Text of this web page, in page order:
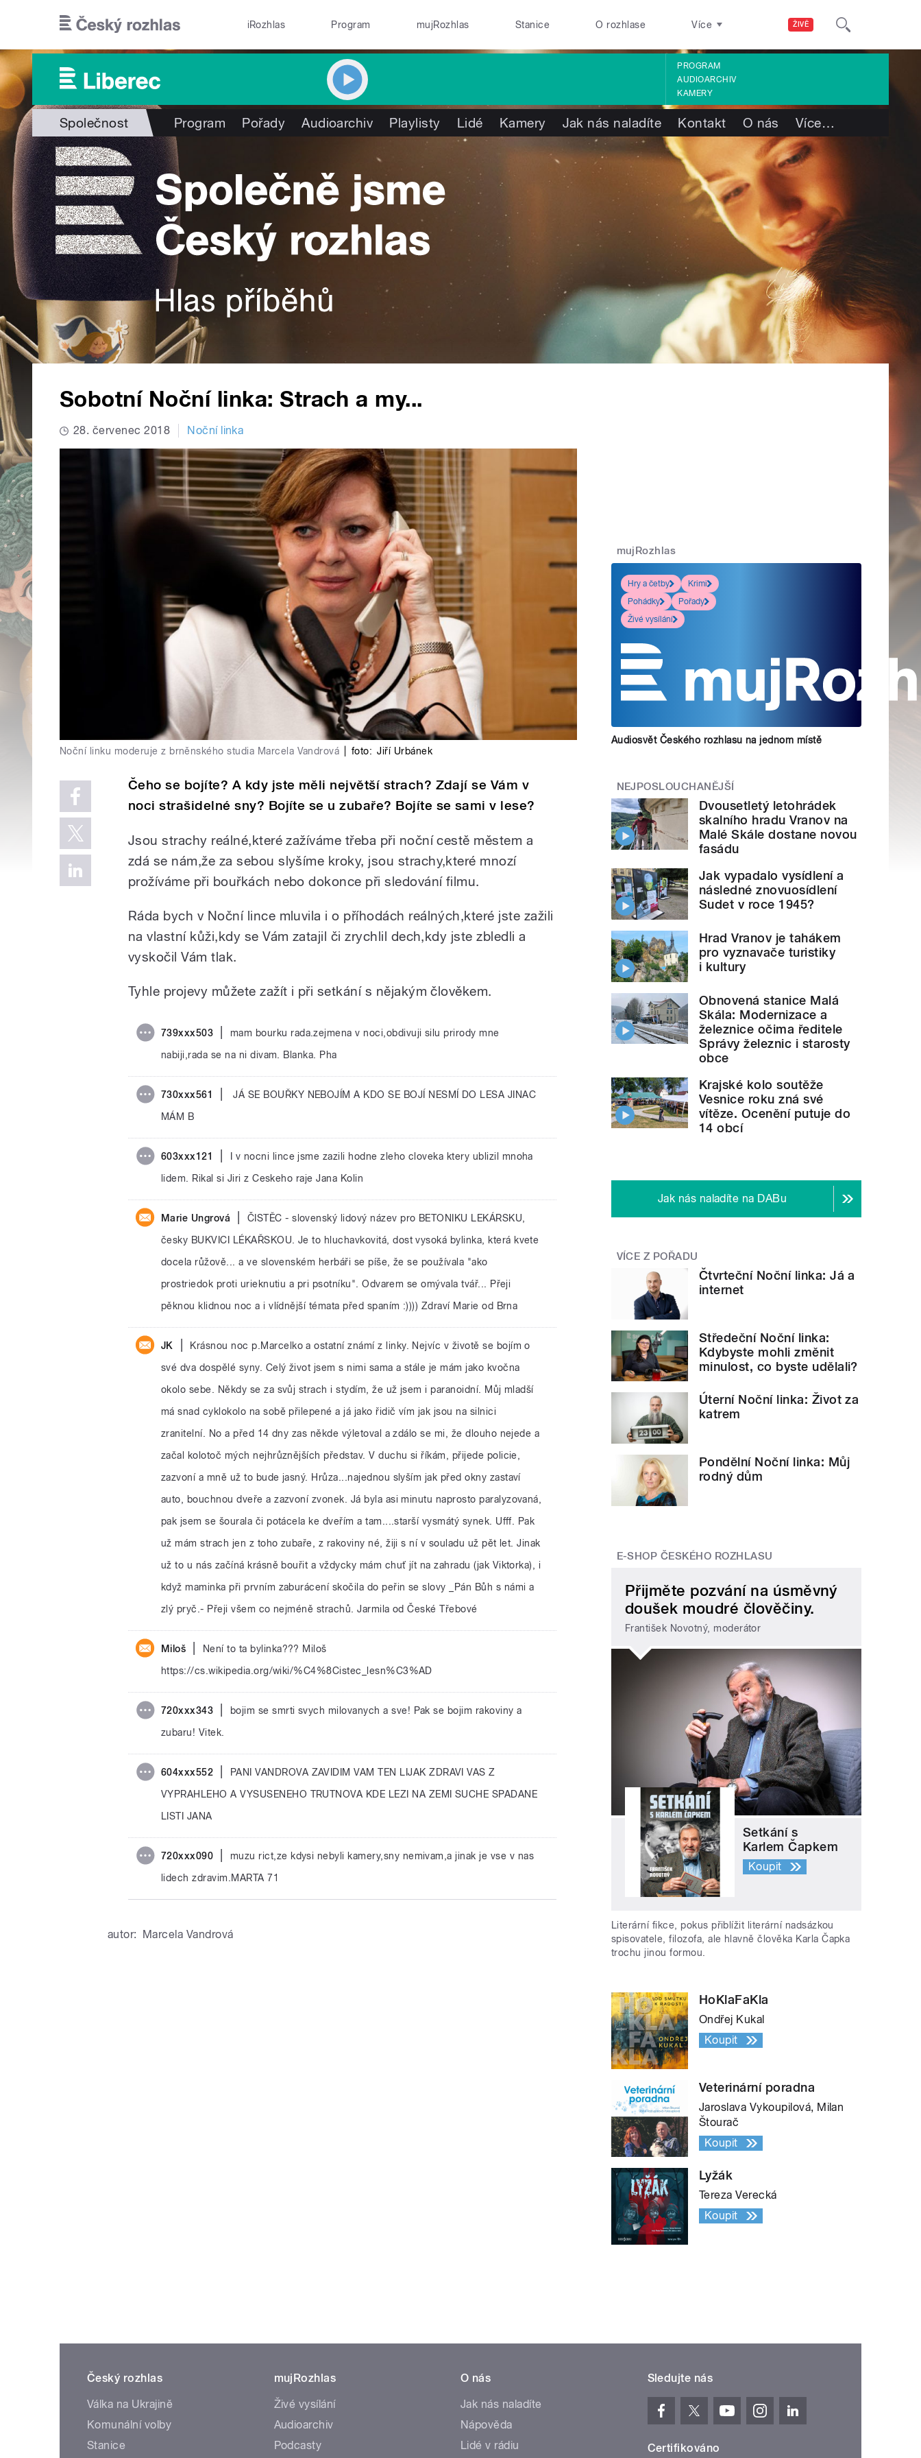
ŽIVĚ
iRozhlas Program mujRozhlas Stanice O rozhlase Více
PROGRAM
AUDIOARCHIV
KAMERY
Společnost Program Pořady Audioarchiv Playlisty Lidé Kamery Jak nás naladíte Kontakt O nás Více…
Sobotní Noční linka: Strach a my...
28. červenec 2018 Noční linka
Noční linku moderuje z brněnského studia Marcela Vandrová foto: Jiří Urbánek
Čeho se bojíte? A kdy jste měli největší strach? Zdají se Vám v
noci strašidelné sny? Bojíte se u zubaře? Bojíte se sami v lese?
Jsou strachy reálné,které zažíváme třeba při noční cestě městem a
zdá se nám,že za sebou slyšíme kroky, jsou strachy,které mnozí
prožíváme při bouřkách nebo dokonce při sledování filmu.
Ráda bych v Noční lince mluvila i o příhodách reálných,které jste zažili
na vlastní kůži,kdy se Vám zatajil či zrychlil dech,kdy jste zbledli a
vyskočil Vám tlak.
Tyhle projevy můžete zažít i při setkání s nějakým člověkem.
739xxx503
mam bourku rada.zejmena v noci,obdivuji silu prirody mne
nabiji,rada se na ni divam. Blanka. Pha
730xxx561
JÁ SE BOUŘKY NEBOJÍM A KDO SE BOJÍ NESMÍ DO LESA JINAC
MÁM B
603xxx121
I v nocni lince jsme zazili hodne zleho cloveka ktery ublizil mnoha
lidem. Rikal si Jiri z Ceskeho raje Jana Kolin
Marie Ungrová
ČISTĚC - slovenský lidový název pro BETONIKU LEKÁRSKU,
česky BUKVICI LÉKAŘSKOU. Je to hluchavkovitá, dost vysoká bylinka, která kvete
docela růžově... a ve slovenském herbáři se píše, že se používala "ako
prostriedok proti urieknutiu a pri psotníku". Odvarem se omývala tvář... Přeji
pěknou klidnou noc a i vlídnější témata před spaním :)))) Zdraví Marie od Brna
JK
Krásnou noc p.Marcelko a ostatní známí z linky. Nejvíc v životě se bojím o
své dva dospělé syny. Celý život jsem s nimi sama a stále je mám jako kvočna
okolo sebe. Někdy se za svůj strach i stydím, že už jsem i paranoidní. Můj mladší
má snad cyklokolo na sobě přilepené a já jako řidič vím jak jsou na silnici
zranitelní. No a před 14 dny zas někde výletoval a zdálo se mi, že dlouho nejede a
začal kolotoč mých nejhrůznějších představ. V duchu si říkám, přijede policie,
zazvoní a mně už to bude jasný. Hrůza...najednou slyším jak před okny zastaví
auto, bouchnou dveře a zazvoní zvonek. Já byla asi minutu naprosto paralyzovaná,
pak jsem se šourala či potácela ke dveřím a tam....starší vysmátý synek. Ufff. Pak
už mám strach jen z toho zubaře, z rakoviny né, žiji s ní v souladu už pět let. Jinak
už to u nás začíná krásně bouřit a vždycky mám chuť jít na zahradu (jak Viktorka), i
když maminka při prvním zaburácení skočila do peřin se slovy _Pán Bůh s námi a
zlý pryč.- Přeji všem co nejméně strachů. Jarmila od České Třebové
Miloš
Není to ta bylinka??? Miloš
https://cs.wikipedia.org/wiki/%C4%8Cistec_lesn%C3%AD
720xxx343
bojim se smrti svych milovanych a sve! Pak se bojim rakoviny a
zubaru! Vitek.
604xxx552
PANI VANDROVA ZAVIDIM VAM TEN LIJAK ZDRAVI VAS Z
VYPRAHLEHO A VYSUSENEHO TRUTNOVA KDE LEZI NA ZEMI SUCHE SPADANE
LISTI JANA
720xxx090
muzu rict,ze kdysi nebyli kamery,sny nemivam,a jinak je vse v nas
lidech zdravim.MARTA 71
autor: Marcela Vandrová
mujRozhlas
Hry a četby
Krimi
Pohádky
Pořady
Živé vysílání
Audiosvět Českého rozhlasu na jednom místě
NEJPOSLOUCHANĚJŠÍ
Dvousetletý letohrádek
skalního hradu Vranov na
Malé Skále dostane novou
fasádu
Jak vypadalo vysídlení a
následné znovuosídlení
Sudet v roce 1945?
Hrad Vranov je tahákem
pro vyznavače turistiky
i kultury
Obnovená stanice Malá
Skála: Modernizace a
železnice očima ředitele
Správy železnic i starosty
obce
Krajské kolo soutěže
Vesnice roku zná své
vítěze. Ocenění putuje do
14 obcí
Jak nás naladíte na DABu
VÍCE Z POŘADU
Čtvrteční Noční linka: Já a
internet
Středeční Noční linka:
Kdybyste mohli změnit
minulost, co byste udělali?
Úterní Noční linka: Život za
katrem
Pondělní Noční linka: Můj
rodný dům
E-SHOP ČESKÉHO ROZHLASU
Přijměte pozvání na úsměvný
doušek moudré člověčiny.
František Novotný, moderátor
Setkání s
Karlem Čapkem
Koupit
Literární fikce, pokus přiblížit literární nadsázkou
spisovatele, filozofa, ale hlavně člověka Karla Čapka
trochu jinou formou.
HoKlaFaKla
Ondřej Kukal
Koupit
Veterinární poradna
Jaroslava Vykoupilová, Milan
Štourač
Koupit
Lyžák
Tereza Verecká
Koupit
Český rozhlas
Válka na Ukrajině
Komunální volby
Stanice
mujRozhlas
Živé vysílání
Audioarchiv
Podcasty
O nás
Jak nás naladíte
Nápověda
Lidé v rádiu
Sledujte nás
Certifikováno